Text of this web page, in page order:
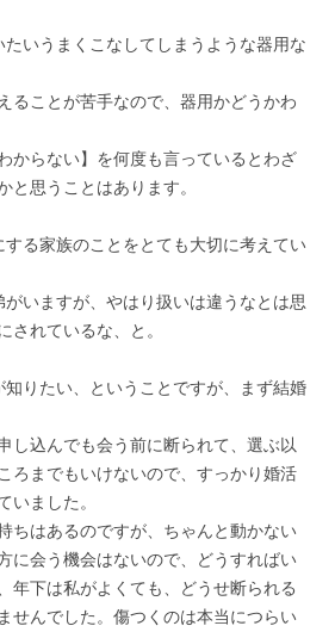
いうまくこなしてしまうような器用な
ることが苦手なので、器用かどうかわ
からない】を何度も言っているとわざ
と思うことはあります。
る家族のことをとても大切に考えてい
いますが、やはり扱いは違うなとは思
されているな、と。
りたい、ということですが、まず結婚
し込んでも会う前に断られて、選ぶ以
ろまでもいけないので、すっかり婚活
いました。
ちはあるのですが、ちゃんと動かない
に会う機会はないので、どうすればい
年下は私がよくても、どうせ断られる
せんでした。傷つくのは本当につらい